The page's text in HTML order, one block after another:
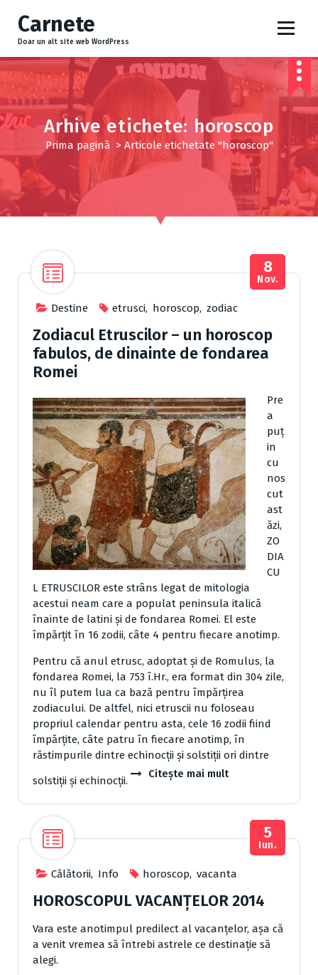
i
l
a
c
o
n
t
Carnete
Doar un alt site web WordPress
Arhive etichete: horoscop
Prima pagină > Articole etichetate "horoscop"
Destine etrusci, horoscop, zodiac
8
Nov.
Zodiacul Etruscilor – un horoscop
fabulos, de dinainte de fondarea
Romei
Pre
a
puț
in
cu
nos
cut
ast
ăzi,
ZO
DIA
CU
L ETRUSCILOR este strâns legat de mitologia
acestui neam care a populat peninsula italică
înainte de latini și de fondarea Romei. El este
împărțit în 16 zodii, câte 4 pentru fiecare anotimp.
Pentru că anul etrusc, adoptat și de Romulus, la
fondarea Romei, la 753 î.Hr., era format din 304 zile,
nu îl putem lua ca bază pentru împărțirea
zodiacului. De altfel, nici etruscii nu foloseau
propriul calendar pentru asta, cele 16 zodii fiind
împărțite, câte patru în fiecare anotimp, în
răstimpurile dintre echinocții și solstiții ori dintre
solstiții și echinocții.
Citește mai mult
Cǎlǎtorii, Info horoscop, vacanta
5
Iun.
HOROSCOPUL VACANȚELOR 2014
Vara este anotimpul predilect al vacanțelor, așa că
a venit vremea să întrebi astrele ce destinație să
alegi.